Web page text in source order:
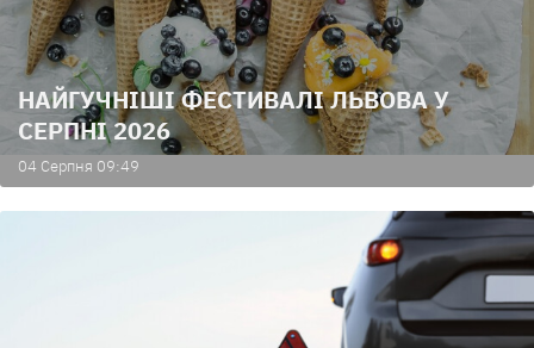
НАЙГУЧНІШІ ФЕСТИВАЛІ ЛЬВОВА У
СЕРПНІ 2026
04 Серпня 09:49